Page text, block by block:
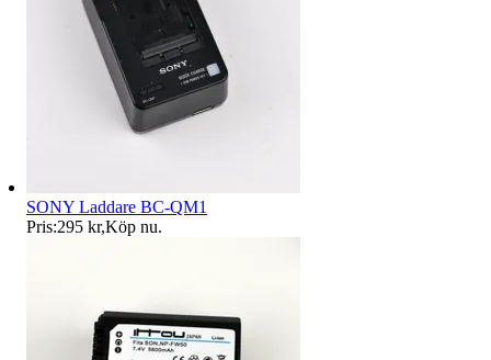
SONY Laddare BC-QM1
Pris:295 kr,Köp nu.